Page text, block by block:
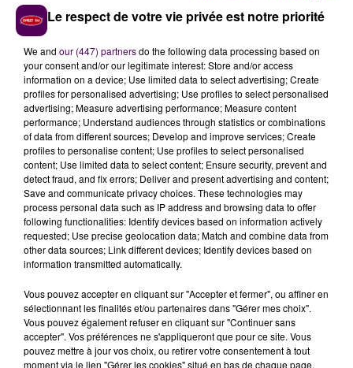
À LA UNE
31 juillet 2026
Gagnez vos entrées à Terra Botanica !
11 juillet 2026
Inscrivez-vous au casting The Voice & The Voice
Kids !
Le respect de votre vie privée est notre priorité
We and our (447) partnersdo the following data processing based on
your consent and/or our legitimate interest: Store and/or access
information on a device; Use limited data to select advertising; Create
profiles for personalised advertising; Use profiles to select personalised
advertising; Measure advertising performance; Measure content
performance; Understand audiences through statistics or combinations
of data from different sources; Develop and improve services; Create
profiles to personalise content; Use profiles to select personalised
content; Use limited data to select content; Ensure security, prevent and
detect fraud, and fix errors; Deliver and present advertising and content;
Save and communicate privacy choices. These technologies may
process personal data such as IP address and browsing data to offer
following functionalities: Identify devices based on information actively
requested; Use precise geolocation data; Match and combine data from
other data sources; Link different devices; Identify devices based on
information transmitted automatically.
Vous pouvez accepter en cliquant sur "Accepter et fermer", ou affiner en
sélectionnant les finalités et/ou partenaires dans "Gérer mes choix".
Vous pouvez également refuser en cliquant sur "Continuer sans
accepter". Vos préférences ne s'appliqueront que pour ce site. Vous
pouvez mettre à jour vos choix, ou retirer votre consentement à tout
moment via le lien "Gérer les cookies" situé en bas de chaque page.